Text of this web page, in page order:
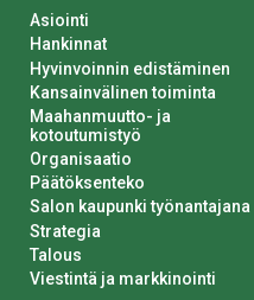
Asiointi
Hankinnat
Hyvinvoinnin edistäminen
Kansainvälinen toiminta
Maahanmuutto- ja
kotoutumistyö
Organisaatio
Päätöksenteko
Salon kaupunki työnantajana
Strategia
Talous
Viestintä ja markkinointi